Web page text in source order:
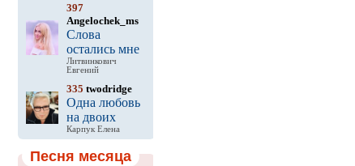
397
Angelochek_ms
Слова
остались мне
Литвинкович
Евгений
335 twodridge
Одна любовь
на двоих
Карпук Елена
Песня месяца